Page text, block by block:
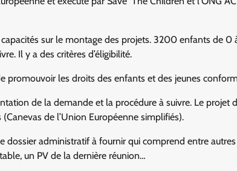
sur le montage des projets. 3200 enfants de 0
Il y a des critères d’éligibilité.
promouvoir les droits des enfants et des jeunes
de la demande et la procédure à suivre. Le projet
de l’Union Européenne simplifiés).
dossier administratif à fournir qui comprend entre
un PV de la dernière réunion…